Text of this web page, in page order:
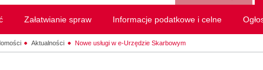
Załatwianie spraw Informacje podatkowe i celne
Aktualności Nowe usługi w e-Urzędzie Skarbowym